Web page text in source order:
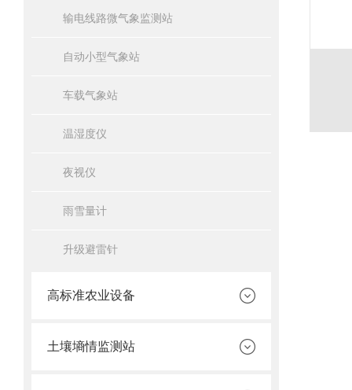
输电线路微气象监测站
自动小型气象站
车载气象站
温湿度仪
夜视仪
雨雪量计
升级避雷针
高标准农业设备
土壤墒情监测站